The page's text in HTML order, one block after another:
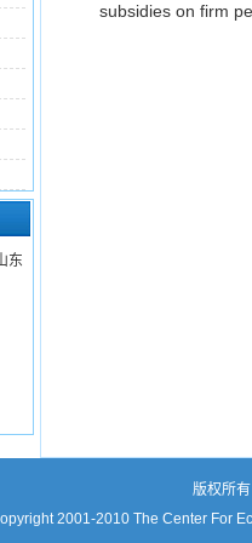
东
subsidies on firm
版权所
2001-2010 The Center For